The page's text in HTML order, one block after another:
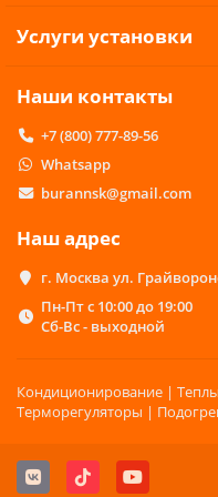
нашего магазина
площади. На
выбрать
пользователю
Перед тем, как
характеристиками
Габариты.
размер
Уровень
колонный
Услуги установки
Наши контакты
+7 (800) 777-89-56
Whatsapp
burannsk@gmail.com
Наш адрес
г. Москва ул.
Пн-Пт с 10:00 до 19:00
Сб-Вс - выходной
Кондиционирование |
Терморегуляторы |